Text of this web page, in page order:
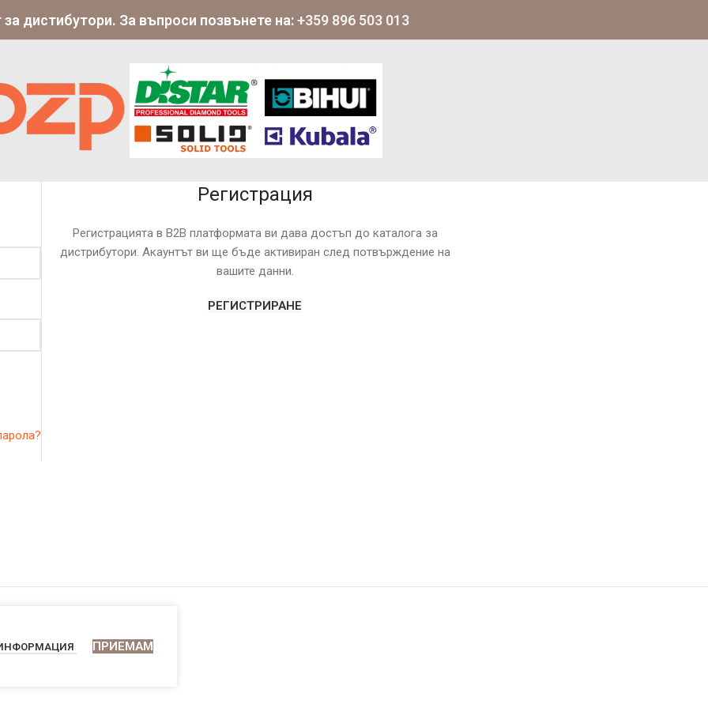
за дистибутори. За въпроси позвънете на:+359 896 503 013
Регистрация
Регистрацията в B2B платформата ви дава достъп до каталога за
дистрибутори. Акаунтът ви ще бъде активиран след потвърждение на
вашите данни.
РЕГИСТРИРАНЕ
ПРИЕМАМ